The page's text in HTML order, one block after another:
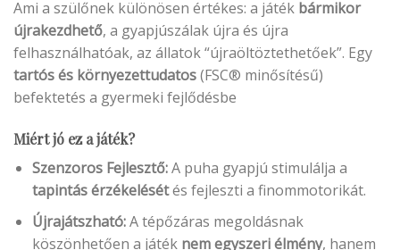
Ami a szülőnek különösen értékes: a játék bármikor
újrakezdhető, a gyapjúszálak újra és újra
felhasználhatóak, az állatok “újraöltöztethetőek”. Egy
tartós és környezettudatos(FSC® minősítésű)
befektetés a gyermeki fejlődésbe
Miért jó ez a játék?
Szenzoros Fejlesztő:A puha gyapjú stimulálja a
tapintás érzékelésétés fejleszti a finommotorikát.
Újrajátszható:A tépőzáras megoldásnak
köszönhetően a játék nem egyszeri élmény, hanem